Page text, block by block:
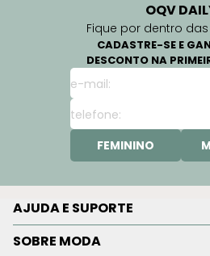
OQV
Fique por dentro
CADASTRE-SE E
DESCONTO NA
FEMININO
AJUDA E SUPORTE
SOBRE MODA